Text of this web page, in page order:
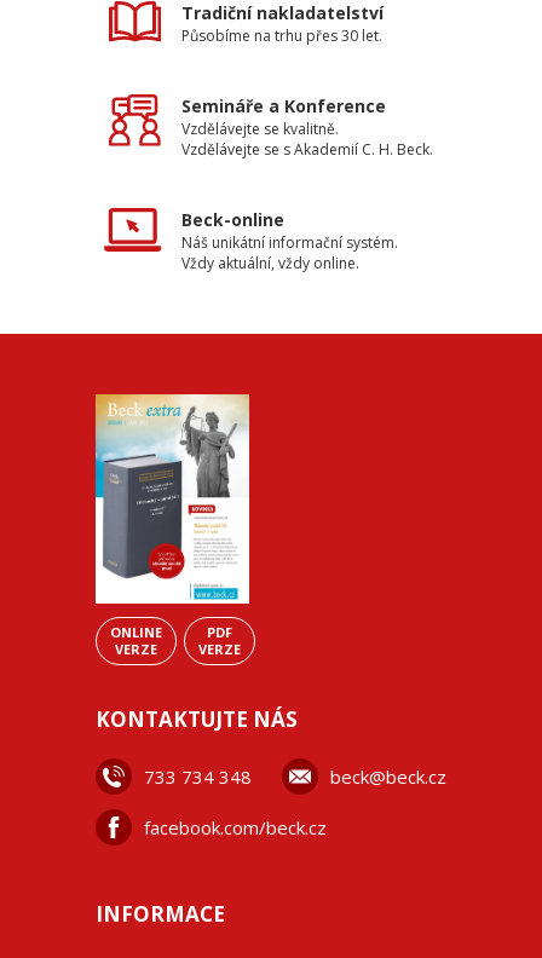
Tradiční nakladatelství
Působíme na trhu přes 30 let.
Semináře a Konference
Vzdělávejte se kvalitně.
Vzdělávejte se s Akademií C. H. Beck.
Beck-online
Náš unikátní informační systém.
Vždy aktuální, vždy online.
ONLINE
VERZE
PDF
VERZE
KONTAKTUJTE NÁS
733 734 348 beck@beck.cz
facebook.com/beck.cz
INFORMACE